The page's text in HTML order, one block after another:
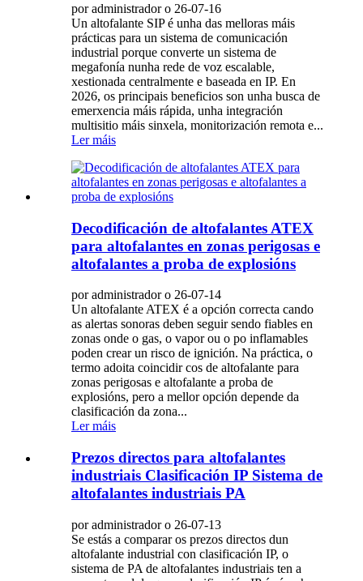
por administrador o 26-07-16
Un altofalante SIP é unha das melloras máis
prácticas para un sistema de comunicación
industrial porque converte un sistema de
megafonía nunha rede de voz escalable,
xestionada centralmente e baseada en IP. En
2026, os principais beneficios son unha busca de
emerxencia máis rápida, unha integración
multisitio máis sinxela, monitorización remota e...
Ler máis
Decodificación de altofalantes ATEX
para altofalantes en zonas perigosas e
altofalantes a proba de explosións
por administrador o 26-07-14
Un altofalante ATEX é a opción correcta cando
as alertas sonoras deben seguir sendo fiables en
zonas onde o gas, o vapor ou o po inflamables
poden crear un risco de ignición. Na práctica, o
termo adoita coincidir cos de altofalante para
zonas perigosas e altofalante a proba de
explosións, pero a mellor opción depende da
clasificación da zona...
Ler máis
Prezos directos para altofalantes
industriais Clasificación IP Sistema de
altofalantes industriais PA
por administrador o 26-07-13
Se estás a comparar os prezos directos dun
altofalante industrial con clasificación IP, o
sistema de PA de altofalantes industriais ten a